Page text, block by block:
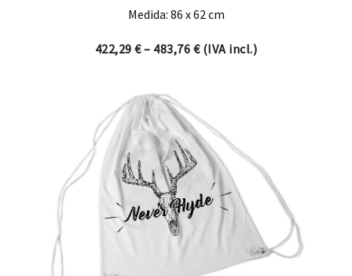
Medida: 86 x 62 cm
422,29€– 483,76 €Price range: 422,29 €
(IVA incl.)